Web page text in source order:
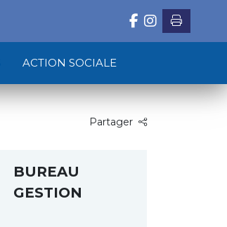
ACTION SOCIALE
Partager
BUREAU
GESTION